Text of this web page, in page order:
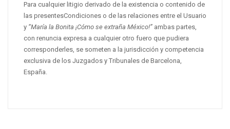
Para cualquier litigio derivado de la existencia o contenido de
las presentesCondiciones o de las relaciones entre el Usuario
y “María la Bonita ¡Cómo se extraña México!” ambas partes,
con renuncia expresa a cualquier otro fuero que pudiera
corresponderles, se someten a la jurisdicción y competencia
exclusiva de los Juzgados y Tribunales de Barcelona,
España.